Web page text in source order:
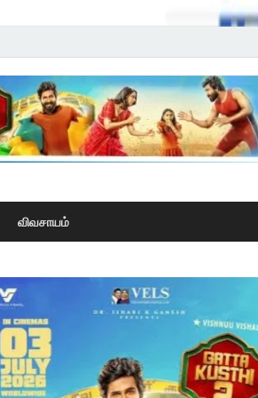
விவசாயம்